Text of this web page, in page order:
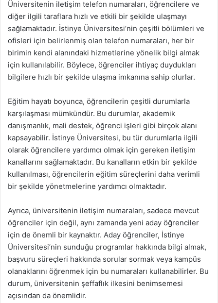
Üniversitenin iletişim telefon numaraları, öğrencilere ve
diğer ilgili taraflara hızlı ve etkili bir şekilde ulaşmayı
sağlamaktadır. İstinye Üniversitesi’nin çeşitli bölümleri ve
ofisleri için belirlenmiş olan telefon numaraları, her bir
birimin kendi alanındaki hizmetlerine yönelik bilgi almak
için kullanılabilir. Böylece, öğrenciler ihtiyaç duydukları
bilgilere hızlı bir şekilde ulaşma imkanına sahip olurlar.
Eğitim hayatı boyunca, öğrencilerin çeşitli durumlarla
karşılaşması mümkündür. Bu durumlar, akademik
danışmanlık, mali destek, öğrenci işleri gibi birçok alanı
kapsayabilir. İstinye Üniversitesi, bu tür durumlarla ilgili
olarak öğrencilere yardımcı olmak için gereken iletişim
kanallarını sağlamaktadır. Bu kanalların etkin bir şekilde
kullanılması, öğrencilerin eğitim süreçlerini daha verimli
bir şekilde yönetmelerine yardımcı olmaktadır.
Ayrıca, üniversitenin iletişim numaraları, sadece mevcut
öğrenciler için değil, aynı zamanda yeni aday öğrenciler
için de önemli bir kaynaktır. Aday öğrenciler, İstinye
Üniversitesi’nin sunduğu programlar hakkında bilgi almak,
başvuru süreçleri hakkında sorular sormak veya kampüs
olanaklarını öğrenmek için bu numaraları kullanabilirler. Bu
durum, üniversitenin şeffaflık ilkesini benimsemesi
açısından da önemlidir.